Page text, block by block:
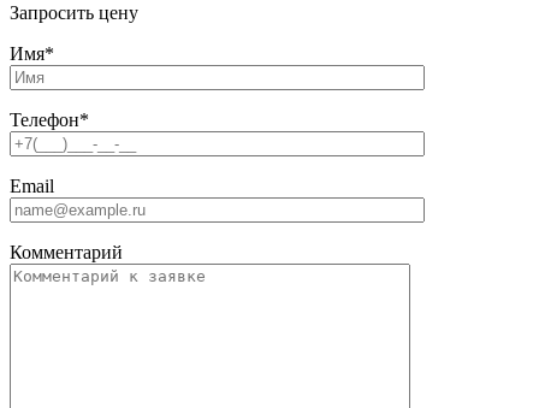
Запросить цену
Имя*
Телефон*
Email
Комментарий